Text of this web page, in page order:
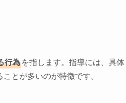
行為を指します。指導には、具体
とが多いのが特徴です。